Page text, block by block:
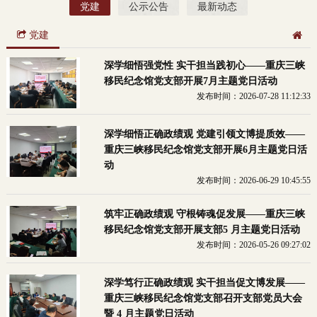
党建 公示公告 最新动态
党建
深学细悟强党性 实干担当践初心——重庆三峡
移民纪念馆党支部开展7月主题党日活动
发布时间：2026-07-28 11:12:33
深学细悟正确政绩观 党建引领文博提质效——
重庆三峡移民纪念馆党支部开展6月主题党日活
动
发布时间：2026-06-29 10:45:55
筑牢正确政绩观 守根铸魂促发展——重庆三峡
移民纪念馆党支部开展支部5 月主题党日活动
发布时间：2026-05-26 09:27:02
深学笃行正确政绩观 实干担当促文博发展——
重庆三峡移民纪念馆党支部召开支部党员大会
暨 4 月主题党日活动